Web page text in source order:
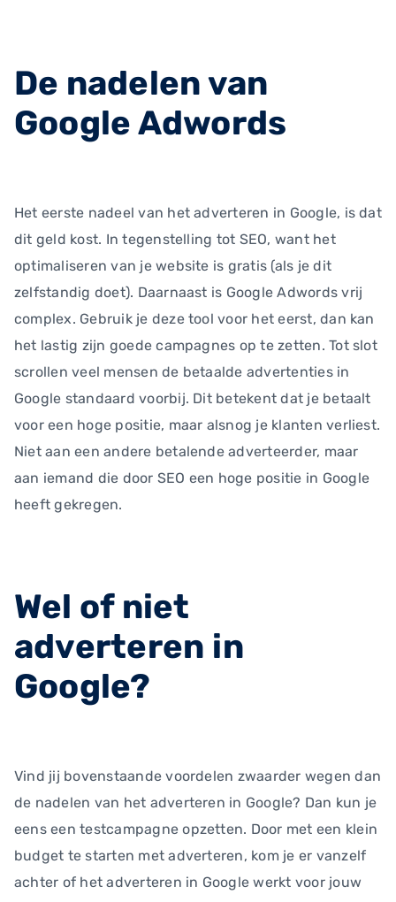
De nadelen van
Google Adwords
Het eerste nadeel van het adverteren in Google, is dat
dit geld kost. In tegenstelling tot SEO, want het
optimaliseren van je website is gratis (als je dit
zelfstandig doet). Daarnaast is Google Adwords vrij
complex. Gebruik je deze tool voor het eerst, dan kan
het lastig zijn goede campagnes op te zetten. Tot slot
scrollen veel mensen de betaalde advertenties in
Google standaard voorbij. Dit betekent dat je betaalt
voor een hoge positie, maar alsnog je klanten verliest.
Niet aan een andere betalende adverteerder, maar
aan iemand die door SEO een hoge positie in Google
heeft gekregen.
Wel of niet
adverteren in
Google?
Vind jij bovenstaande voordelen zwaarder wegen dan
de nadelen van het adverteren in Google? Dan kun je
eens een testcampagne opzetten. Door met een klein
budget te starten met adverteren, kom je er vanzelf
achter of het adverteren in Google werkt voor jouw